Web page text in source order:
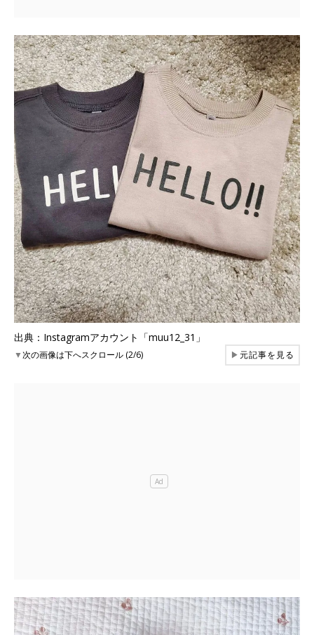
出典：Instagramアカウント「muu12_31」
▼次の画像は下へスクロール (2/6) ▶元記事を見る